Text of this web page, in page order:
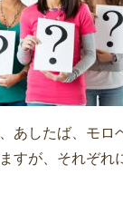
あしたば、モロ
すが、それぞれ